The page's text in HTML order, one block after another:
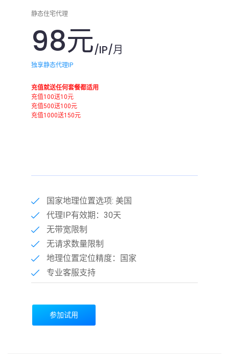
静态住宅代理
98元/IP/月
独享静态代理IP
充值就送任何套餐都适用
充值100送10元
充值500送100元
充值1000送150元
国家地理位置选项: 美国
代理IP有效期：30天
无带宽限制
无请求数量限制
地理位置定位精度：国家
专业客服支持
参加试用